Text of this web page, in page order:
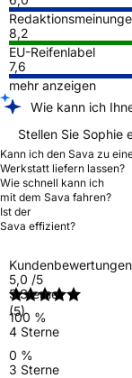
8,2
EU-Reifenlabel
7,6
mehr anzeigen
Wie kann ich
Stellen Sie Sophie
Kann ich den Sava zu
Werkstatt liefern lassen?
Wie schnell kann ich
mit dem Sava fahren?
Ist der
Sava effizient?
Kundenbewertungen
5,0 /5
(5)
5 Sterne
100 %
4 Sterne
0 %
3 Sterne